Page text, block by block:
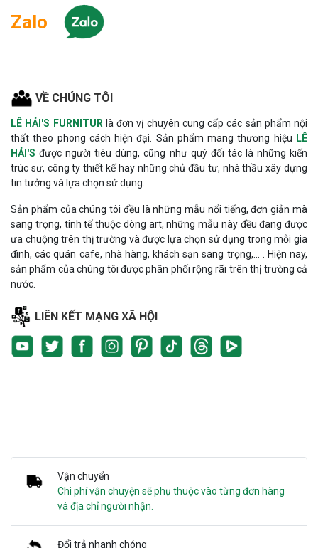
Zalo
VỀ CHÚNG TÔI
LÊ HẢI'S FURNITURlà đơn vị chuyên cung cấp các sản phẩm nội
thất theo phong cách hiện đại. Sản phẩm mang thương hiệu LÊ
HẢI'Sđược người tiêu dùng, cũng như quý đối tác là những kiến
trúc sư, công ty thiết kế hay những chủ đầu tư, nhà thầu xây dựng
tin tưởng và lựa chọn sử dụng.
Sản phẩm của chúng tôi đều là những mẫu nổi tiếng, đơn giản mà
sang trọng, tinh tế thuộc dòng art, những mẫu này đều đang được
ưa chuộng trên thị trường và được lựa chọn sử dụng trong mỗi gia
đình, các quán cafe, nhà hàng, khách sạn sang trọng,... . Hiện nay,
sản phẩm của chúng tôi được phân phối rộng rãi trên thị trường cả
nước.
LIÊN KẾT MẠNG XÃ HỘI
Vận chuyển
Chi phí vận chuyện sẽ phụ thuộc vào từng đơn hàng
và địa chỉ người nhận.
Đổi trả nhanh chóng